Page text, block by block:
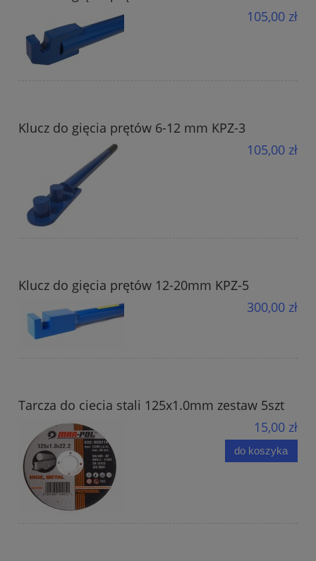
105,00 zł
Klucz do gięcia prętów 6-12 mm KPZ-3
105,00 zł
Klucz do gięcia prętów 12-20mm KPZ-5
300,00 zł
Tarcza do ciecia stali 125x1.0mm zestaw 5szt
15,00 zł
do koszyka